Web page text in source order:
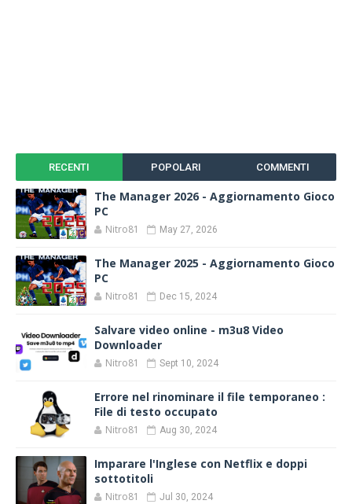
RECENTI POPOLARI COMMENTI
The Manager 2026 - Aggiornamento Gioco
PC
Nitro81 May 27, 2026
The Manager 2025 - Aggiornamento Gioco
PC
Nitro81 Dec 15, 2024
Salvare video online - m3u8 Video
Downloader
Nitro81 Sept 10, 2024
Errore nel rinominare il file temporaneo :
File di testo occupato
Nitro81 Aug 30, 2024
Imparare l'Inglese con Netflix e doppi
sottotitoli
Nitro81 Jul 30, 2024